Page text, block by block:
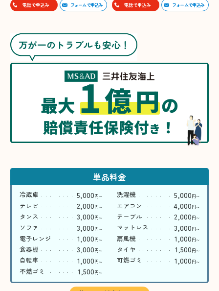
電話で申込み フォームで申込み 電話で申込み フォームで申込み
万が一のトラブルも安心！
最大1億円の
賠償責任保険付き ！
単品料金
冷蔵庫 5,000円〜 洗濯機 5,000円〜
テレビ 2,000円〜 エアコン 4,000円〜
タンス 3,000円〜 テーブル 2,000円〜
ソファ 3,000円〜 マットレス 3,000円〜
電子レンジ 1,000円〜 扇風機 1,000円〜
食器棚 3,000円〜 タイヤ 1,500円〜
自転車 1,000円〜 可燃ゴミ 1,000円〜
不燃ゴミ 1,500円〜